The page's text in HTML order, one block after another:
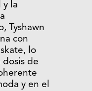
y la
Tyshawn
con
lo
dosis de
y en el